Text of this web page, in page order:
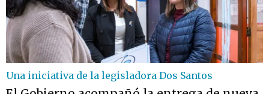
Una iniciativa de la legisladora Dos Santos